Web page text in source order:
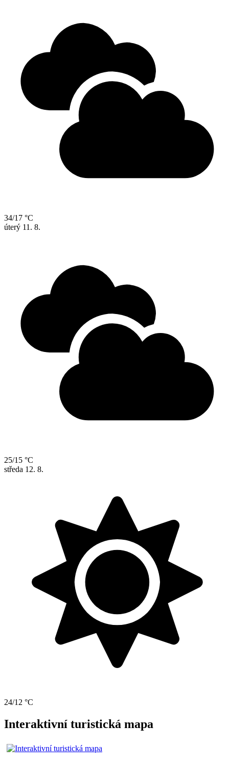
34/17 °C
úterý 11. 8.
25/15 °C
středa 12. 8.
24/12 °C
Interaktivní turistická mapa